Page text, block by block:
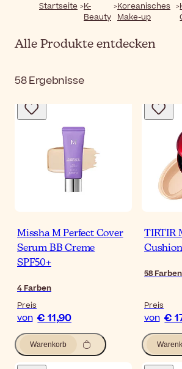
Startseite
K-
Beauty
Koreanisches
Make-up
Alle Produkte entdecken
58Ergebnisse
Missha M Perfect Cover
Serum BB Creme
SPF50+
4 Farben
Preis
von € 11,90
Warenkorb
TIRTIR
58 Farben
Preis
von €